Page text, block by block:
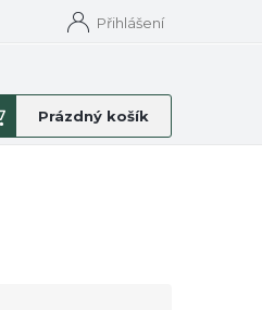
Přihlášení
Nákupní
košík
Prázdný košík